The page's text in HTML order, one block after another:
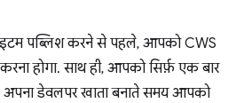
पब्लिश करने से पहले, आपको CWS
होगा. साथ ही, आपको सिर्फ़ एक बार
अपना डेवलपर खाता बनाते समय आपको